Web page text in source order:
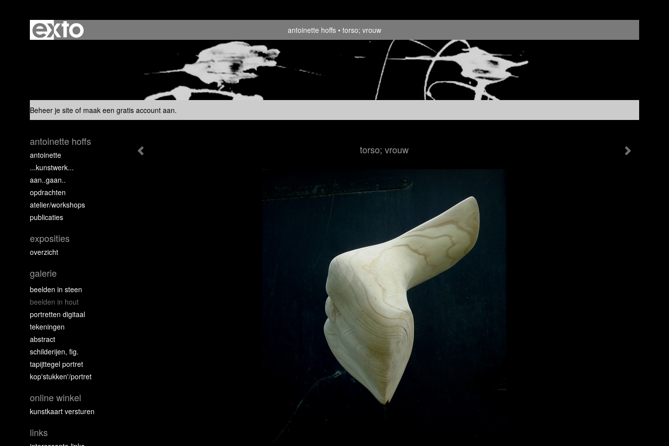
antoinette hoffs torso; vrouw
Beheer je site of maak een gratis account aan.
torso; vrouw
antoinette hoffs
antoinette
...kunstwerk...
aan..gaan..
opdrachten
atelier/workshops
publicaties
exposities
overzicht
galerie
beelden in steen
beelden in hout
portretten digitaal
tekeningen
abstract
schilderijen, fig.
tapijttegel portret
kop'stukken'/portret
online winkel
kunstkaart versturen
links